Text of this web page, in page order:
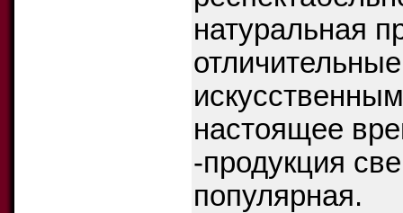
натуральная
настоящее
-продукция
популярная.